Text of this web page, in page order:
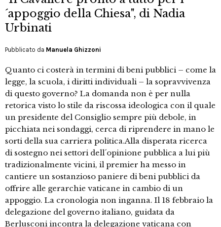
´appoggio della Chiesa", di Nadia
Urbinati
Pubblicato da Manuela Ghizzoni
Quanto ci costerà in termini di beni pubblici – come la
legge, la scuola, i diritti individuali – la sopravvivenza
di questo governo? La domanda non è per nulla
retorica visto lo stile da riscossa ideologica con il quale
un presidente del Consiglio sempre più debole, in
picchiata nei sondaggi, cerca di riprendere in mano le
sorti della sua carriera politica.Alla disperata ricerca
di sostegno nei settori dell´opinione pubblica a lui più
tradizionalmente vicini, il premier ha messo in
cantiere un sostanzioso paniere di beni pubblici da
offrire alle gerarchie vaticane in cambio di un
appoggio. La cronologia non inganna. Il 18 febbraio la
delegazione del governo italiano, guidata da
Berlusconi incontra la delegazione vaticana con